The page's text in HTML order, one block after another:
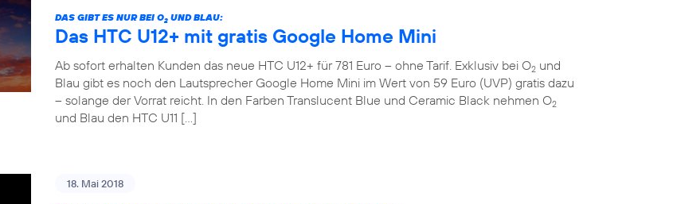
DAS GIBT ES NUR BEI O2 UND BLAU:
Das HTC U12+ mit gratis Google Home Mini
Ab sofort erhalten Kunden das neue HTC U12+ für 781 Euro – ohne Tarif. Exklusiv bei O2 und
Blau gibt es noch den Lautsprecher Google Home Mini im Wert von 59 Euro (UVP) gratis dazu
– solange der Vorrat reicht. In den Farben Translucent Blue und Ceramic Black nehmen O2
und Blau den HTC U11 […]
18. Mai 2018